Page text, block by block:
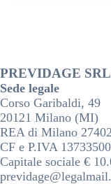
PREVIDAGE SRL
Sede legale
Corso Garibaldi, 49
20121 Milano (MI)
REA di Milano
CF e P.IVA
Capitale sociale €